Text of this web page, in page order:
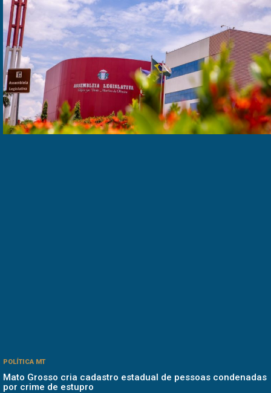
POLÍTICA MT
Mato Grosso cria cadastro estadual de pessoas condenadas
por crime de estupro